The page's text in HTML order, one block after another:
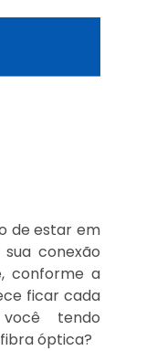
de estar em
conexão
conforme a
ficar cada
tendo
óptica?